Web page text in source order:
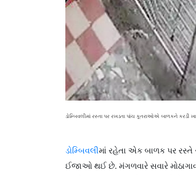
ડોમ્બિવલીમાં રસ્તા પર રખડતા પાંચ કૂતરાઓએ બાળકને કરડી
ડોમ્બિવલીમાં રહેતા એક બાળક પર
ઈજાઓ થઈ છે. મંગળવારે સવારે